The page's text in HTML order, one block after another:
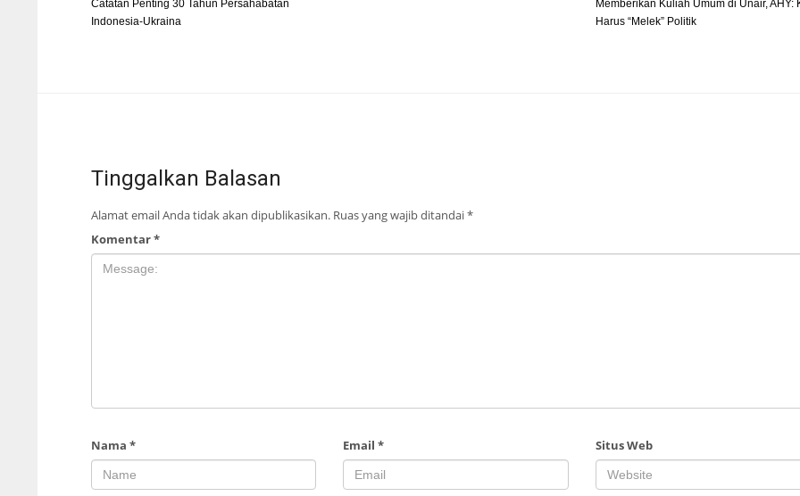
Catatan Penting 30 Tahun Persahabatan
Indonesia-Ukraina
Memberikan Kuliah Umum di Unair, AHY:
Harus “Melek” Politik
Tinggalkan Balasan
Alamat email Anda tidak akan dipublikasikan. Ruas yang wajib ditandai*
Komentar*
Nama * Email* Situs Web